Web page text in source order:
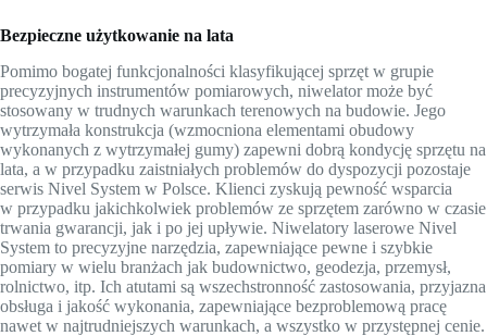
Bezpieczne użytkowanie na lata
Pomimo bogatej funkcjonalności klasyfikującej sprzęt w grupie
precyzyjnych instrumentów pomiarowych, niwelator może być
stosowany w trudnych warunkach terenowych na budowie. Jego
wytrzymała konstrukcja (wzmocniona elementami obudowy
wykonanych z wytrzymałej gumy) zapewni dobrą kondycję sprzętu na
lata, a w przypadku zaistniałych problemów do dyspozycji pozostaje
serwis Nivel System w Polsce. Klienci zyskują pewność wsparcia
w przypadku jakichkolwiek problemów ze sprzętem zarówno w czasie
trwania gwarancji, jak i po jej upływie. Niwelatory laserowe Nivel
System to precyzyjne narzędzia, zapewniające pewne i szybkie
pomiary w wielu branżach jak budownictwo, geodezja, przemysł,
rolnictwo, itp. Ich atutami są wszechstronność zastosowania, przyjazna
obsługa i jakość wykonania, zapewniające bezproblemową pracę
nawet w najtrudniejszych warunkach, a wszystko w przystępnej cenie.